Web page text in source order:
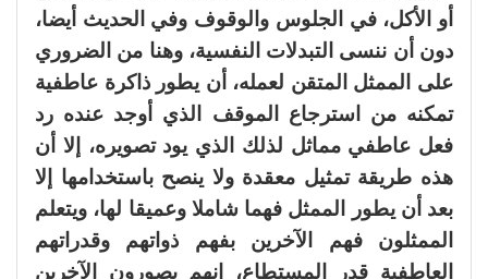
أو الأكل، في الجلوس والوقوف وفي الحديث أيضا،
دون أن ننسى التبدلات النفسية، وهنا من الضروري
على الممثل المتقن لعمله، أن يطور ذاكرة عاطفية
تمكنه من استرجاع الموقف الذي أوجد عنده رد
فعل عاطفي مماثل لذلك الذي يود تصويره، إلا أن
هذه طريقة تمثيل معقدة ولا ينصح باستخدامها إلا
بعد أن يطور الممثل فهما شاملا وعميقا لها، ويتعلم
الممثلون فهم الآخرين بفهم ذواتهم وقدراتهم
العاطفية قدر المستطاع، إنهم يصورون الآخرين